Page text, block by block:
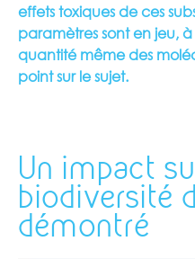
effets toxiques de ces
paramètres sont en jeu,
quantité même des
point sur le sujet.
Un impact
biodiversité
démontré